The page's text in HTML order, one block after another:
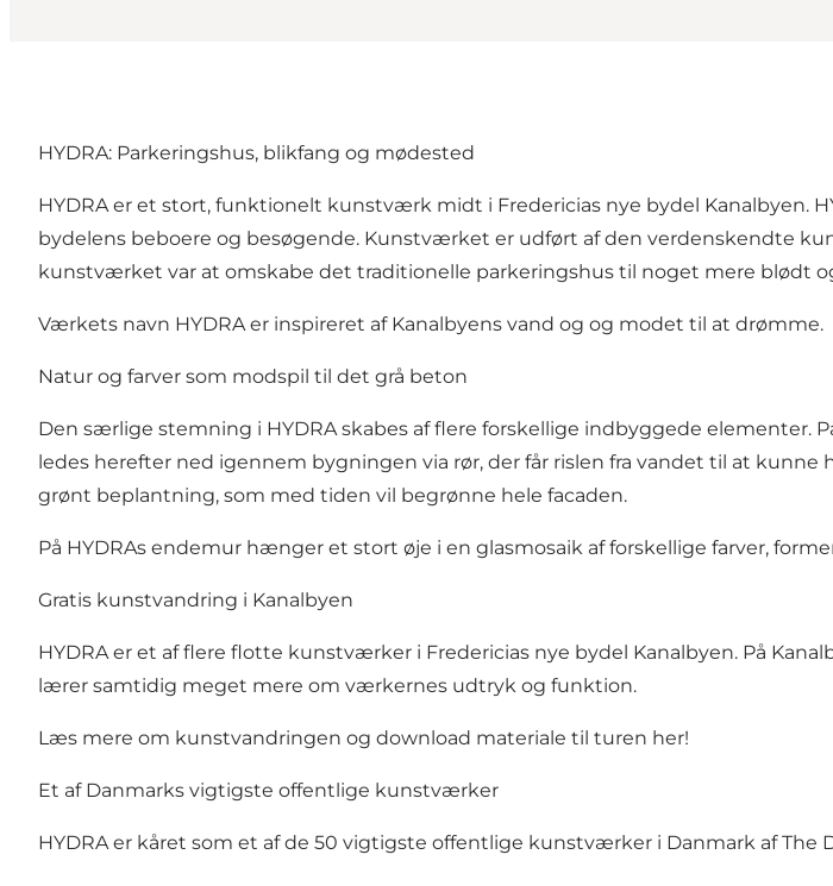
HYDRA: Parkeringshus, blikfang og mødested
HYDRA er et stort, funktionelt kunstværk midt i Fredericias nye bydel Kanalbyen.
bydelens beboere og besøgende. Kunstværket er udført af den verdenskendte
kunstværket var at omskabe det traditionelle parkeringshus til noget mere blødt
Værkets navn HYDRA er inspireret af Kanalbyens vand og og modet til at drømme.
Natur og farver som modspil til det grå beton
Den særlige stemning i HYDRA skabes af flere forskellige indbyggede elementer.
ledes herefter ned igennem bygningen via rør, der får rislen fra vandet til at
grønt beplantning, som med tiden vil begrønne hele facaden.
På HYDRAs endemur hænger et stort øje i en glasmosaik af forskellige farver,
Gratis kunstvandring i Kanalbyen
HYDRA er et af flere flotte kunstværker i Fredericias nye bydel Kanalbyen. På
lærer samtidig meget mere om værkernes udtryk og funktion.
Læs mere om kunstvandringen og download materiale til turen her!
Et af Danmarks vigtigste offentlige kunstværker
HYDRA er kåret som et af de 50 vigtigste offentlige kunstværker i Danmark af The